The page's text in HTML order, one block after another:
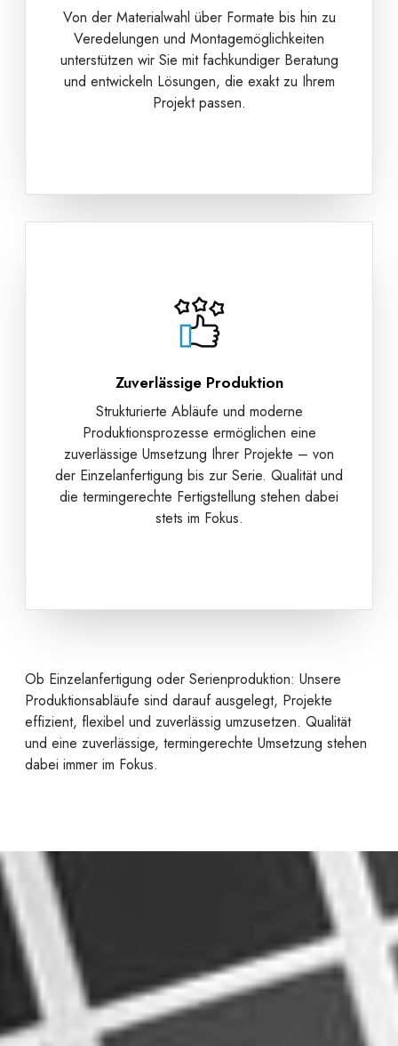
Von der Materialwahl über Formate bis hin zu
Veredelungen und Montagemöglichkeiten
unterstützen wir Sie mit fachkundiger Beratung
und entwickeln Lösungen, die exakt zu Ihrem
Projekt passen.
Zuverlässige Produktion
Strukturierte Abläufe und moderne
Produktionsprozesse ermöglichen eine
zuverlässige Umsetzung Ihrer Projekte – von
der Einzelanfertigung bis zur Serie. Qualität und
die termingerechte Fertigstellung stehen dabei
stets im Fokus.
Ob Einzelanfertigung oder Serienproduktion: Unsere
Produktionsabläufe sind darauf ausgelegt, Projekte
effizient, flexibel und zuverlässig umzusetzen. Qualität
und eine zuverlässige, termingerechte Umsetzung stehen
dabei immer im Fokus.